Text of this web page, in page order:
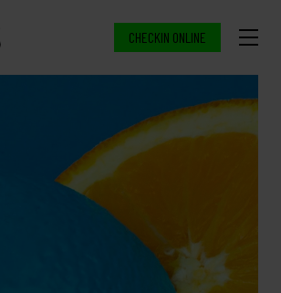
CHECKIN ONLINE